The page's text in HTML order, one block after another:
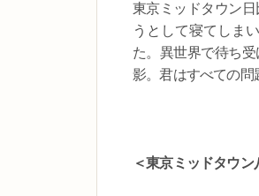
東京ミッドタウン
うとして寝てしま
た。異世界で待ち
影。君はすべての問
＜東京ミッドタウン